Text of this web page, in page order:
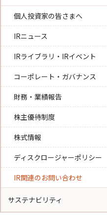
個人投資家の皆さまへ
IRニュース
IRライブラリ・IRイベント
コーポレート・ガバナンス
財務・業績報告
株主優待制度
株式情報
ディスクロージャーポリシー
IR関連のお問い合わせ
サステナビリティ